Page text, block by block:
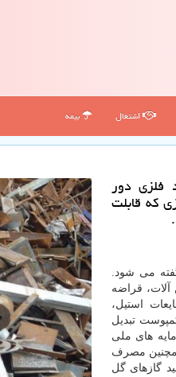
اشتغال بیمه
فلزی دور
كه قابلت
گفته می شود.
آلات، قراضه
استیل،
تبدیل
های ملی
مصرف
گازهای گل